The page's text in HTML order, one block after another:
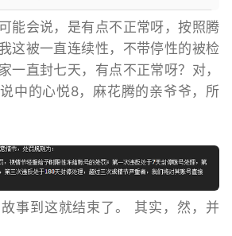
能会说，是有点不正常呀，按照腾
这被一直连续性，不带停性的被检
一直封七天，有点不正常呀？对，
中的心悦8，麻花腾的亲爷爷，所
事到这就结束了。 其实，然，并